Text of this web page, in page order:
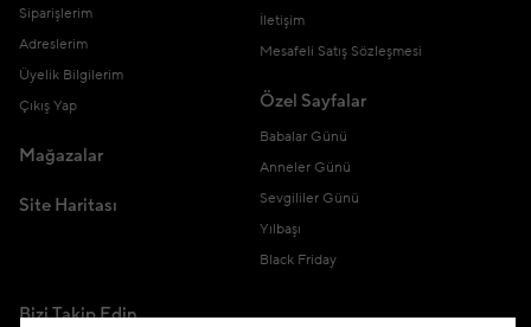
Siparişlerim
Adreslerim
Üyelik Bilgilerim
Çıkış Yap
Mağazalar
Site Haritası
İletişim
Mesafeli Satış Sözleşmesi
Özel Sayfalar
Babalar Günü
Anneler Günü
Sevgililer Günü
Yılbaşı
Black Friday
Bizi Takip Edin